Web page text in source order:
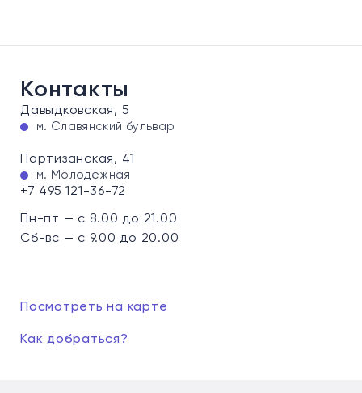
Контакты
Давыдковская, 5
м. Славянский бульвар
Партизанская, 41
м. Молодёжная
+7 495 121-36-72
Пн-пт — с 8.00 до 21.00
Сб-вс — с 9.00 до 20.00
Посмотреть на карте
Как добраться?